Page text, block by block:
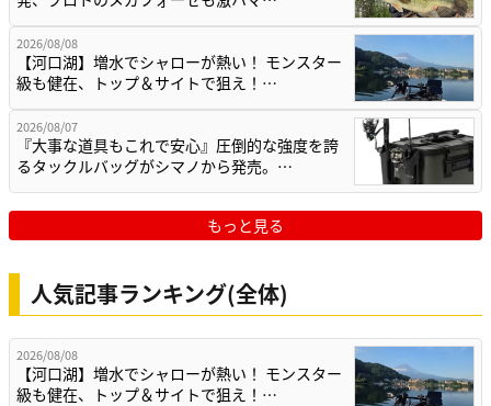
2026/08/08
【河口湖】増水でシャローが熱い！ モンスター
級も健在、トップ＆サイトで狙え！…
2026/08/07
『大事な道具もこれで安心』圧倒的な強度を誇
るタックルバッグがシマノから発売。…
もっと見る
人気記事ランキング(全体)
2026/08/08
【河口湖】増水でシャローが熱い！ モンスター
級も健在、トップ＆サイトで狙え！…